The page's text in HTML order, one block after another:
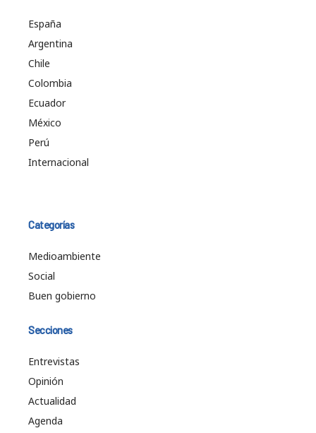
España
Argentina
Chile
Colombia
Ecuador
México
Perú
Internacional
Categorías
Medioambiente
Social
Buen gobierno
Secciones
Entrevistas
Opinión
Actualidad
Agenda